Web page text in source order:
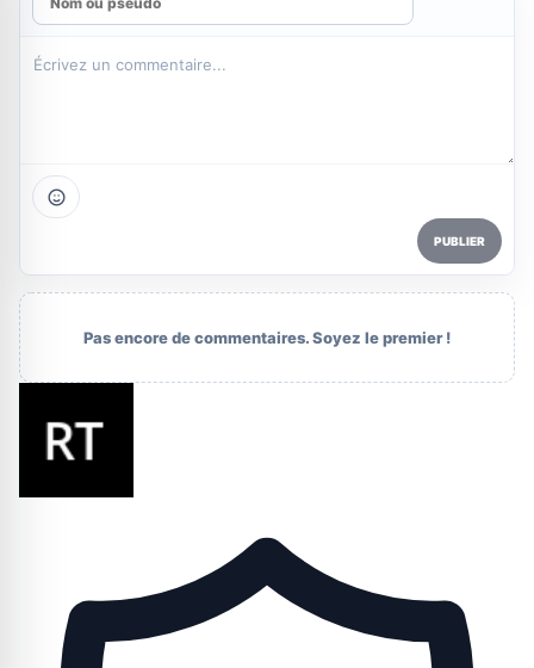
PUBLIER
Pas encore de commentaires. Soyez le premier !